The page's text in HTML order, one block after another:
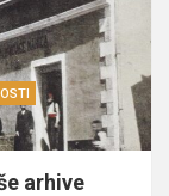
arhive